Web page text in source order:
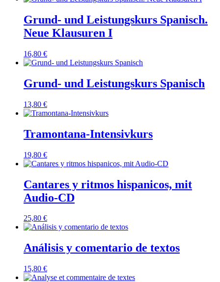
Grund- und Leistungskurs Spanisch.
Neue Klausuren I
16,80 €
Grund- und Leistungskurs Spanisch
13,80 €
Tramontana-Intensivkurs
19,80 €
Cantares y ritmos hispanicos, mit
Audio-CD
25,80 €
Análisis y comentario de textos
15,80 €